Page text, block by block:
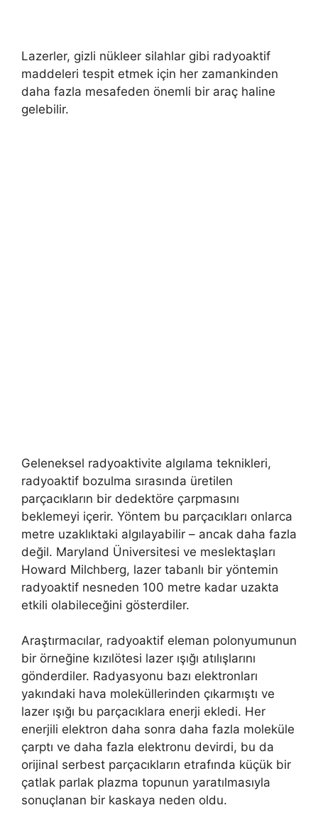
Lazerler, gizli nükleer silahlar gibi radyoaktif
maddeleri tespit etmek için her zamankinden
daha fazla mesafeden önemli bir araç haline
gelebilir.
Geleneksel radyoaktivite algılama teknikleri,
radyoaktif bozulma sırasında üretilen
parçacıkların bir dedektöre çarpmasını
beklemeyi içerir. Yöntem bu parçacıkları onlarca
metre uzaklıktaki algılayabilir – ancak daha fazla
değil. Maryland Üniversitesi ve meslektaşları
Howard Milchberg, lazer tabanlı bir yöntemin
radyoaktif nesneden 100 metre kadar uzakta
etkili olabileceğini gösterdiler.
Araştırmacılar, radyoaktif eleman polonyumunun
bir örneğine kızılötesi lazer ışığı atılışlarını
gönderdiler. Radyasyonu bazı elektronları
yakındaki hava moleküllerinden çıkarmıştı ve
lazer ışığı bu parçacıklara enerji ekledi. Her
enerjili elektron daha sonra daha fazla moleküle
çarptı ve daha fazla elektronu devirdi, bu da
orijinal serbest parçacıkların etrafında küçük bir
çatlak parlak plazma topunun yaratılmasıyla
sonuçlanan bir kaskaya neden oldu.